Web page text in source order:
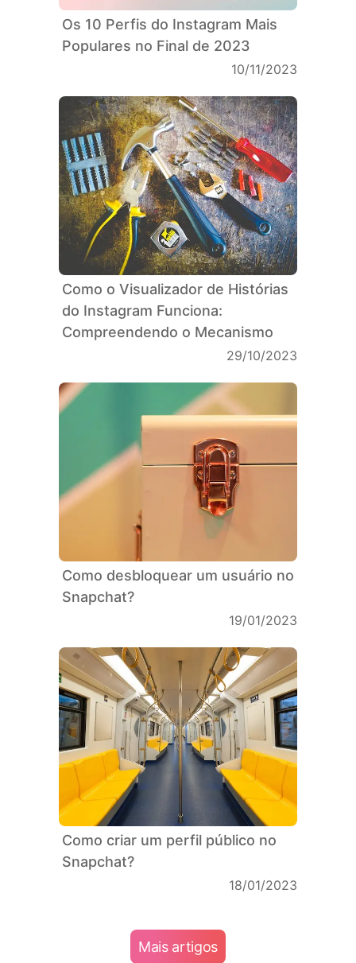
Os 10 Perfis do Instagram Mais
Populares no Final de 2023
10/11/2023
Como o Visualizador de Histórias
do Instagram Funciona:
Compreendendo o Mecanismo
29/10/2023
Como desbloquear um usuário no
Snapchat?
19/01/2023
Como criar um perfil público no
Snapchat?
18/01/2023
Mais artigos